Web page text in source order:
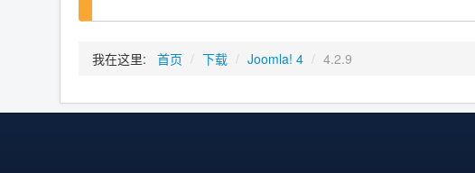
我在这里: 首页 / 下载 / Joomla! 4 / 4.2.9